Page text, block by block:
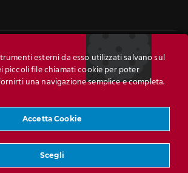
esterni da esso utilizzati salvano sul
piccoli file chiamati cookie per poter
una navigazione semplice e completa.
Accetta Cookie
Scegli